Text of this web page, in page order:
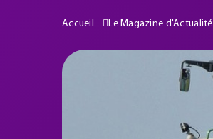
Accueil Le Magazine d'Actualité